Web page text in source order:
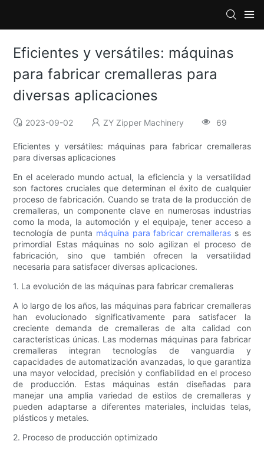
Eficientes y versátiles: máquinas
para fabricar cremalleras para
diversas aplicaciones
2023-09-02 ZY Zipper Machinery 69
Eficientes y versátiles: máquinas para fabricar cremalleras
para diversas aplicaciones
En el acelerado mundo actual, la eficiencia y la versatilidad
son factores cruciales que determinan el éxito de cualquier
proceso de fabricación. Cuando se trata de la producción de
cremalleras, un componente clave en numerosas industrias
como la moda, la automoción y el equipaje, tener acceso a
tecnología de punta máquina para fabricar cremalleras s es
primordial Estas máquinas no solo agilizan el proceso de
fabricación, sino que también ofrecen la versatilidad
necesaria para satisfacer diversas aplicaciones.
1. La evolución de las máquinas para fabricar cremalleras
A lo largo de los años, las máquinas para fabricar cremalleras
han evolucionado significativamente para satisfacer la
creciente demanda de cremalleras de alta calidad con
características únicas. Las modernas máquinas para fabricar
cremalleras integran tecnologías de vanguardia y
capacidades de automatización avanzadas, lo que garantiza
una mayor velocidad, precisión y confiabilidad en el proceso
de producción. Estas máquinas están diseñadas para
manejar una amplia variedad de estilos de cremalleras y
pueden adaptarse a diferentes materiales, incluidas telas,
plásticos y metales.
2. Proceso de producción optimizado